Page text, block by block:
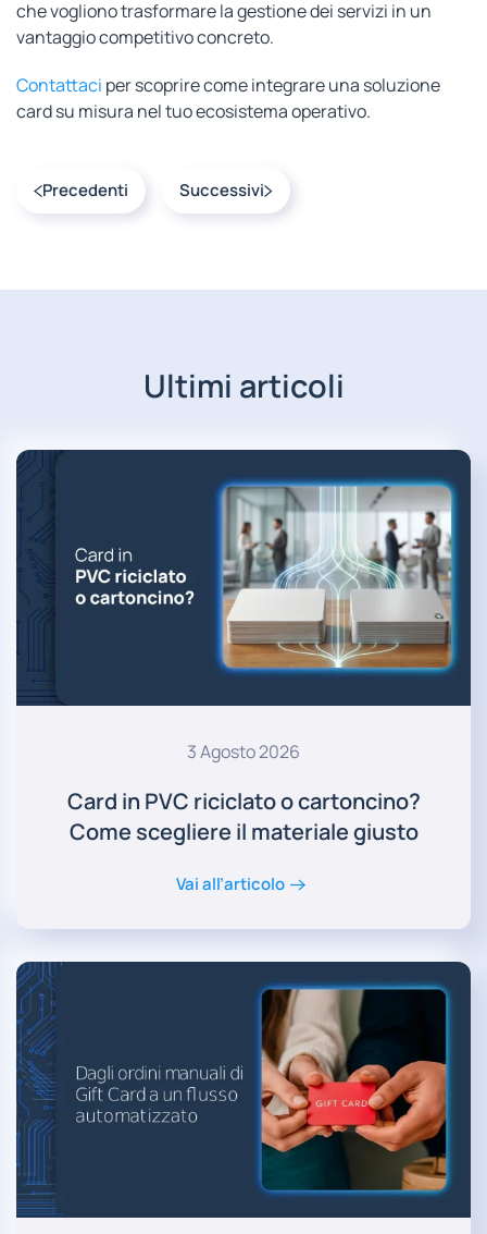
che vogliono trasformare la gestione dei servizi in un
vantaggio competitivo concreto.
Contattaci per scoprire come integrare una soluzione
card su misura nel tuo ecosistema operativo.
Precedenti Successivi
Ultimi articoli
3 Agosto 2026
Card in PVC riciclato o cartoncino?
Come scegliere il materiale giusto
Vai all’articolo